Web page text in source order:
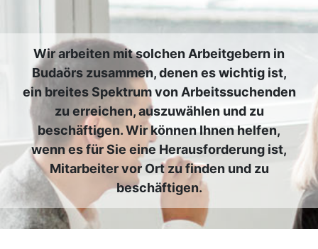
Wir arbeiten mit solchen Arbeitgebern in
Budaörs zusammen, denen es wichtig ist,
ein breites Spektrum von Arbeitssuchenden
zu erreichen, auszuwählen und zu
beschäftigen. Wir können Ihnen helfen,
wenn es für Sie eine Herausforderung ist,
Mitarbeiter vor Ort zu finden und zu
beschäftigen.